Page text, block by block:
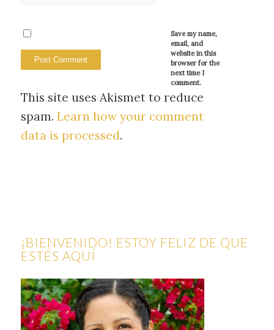
Save my name,
email, and
website in this
browser for the
next time I
comment.
This site uses Akismet to reduce
spam. Learn how your comment
data is processed.
¡BIENVENIDO! ESTOY FELIZ DE QUE
ESTÉS AQUÍ